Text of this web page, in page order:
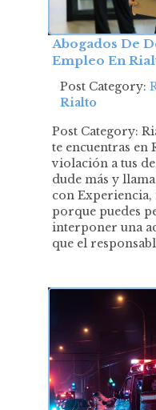
Abogados De
Empleo En
Post Category:
Rialto
Post Category:
te encuentras en
violación a tus
dude más y
con Experiencia,
porque puedes
interponer una
que el